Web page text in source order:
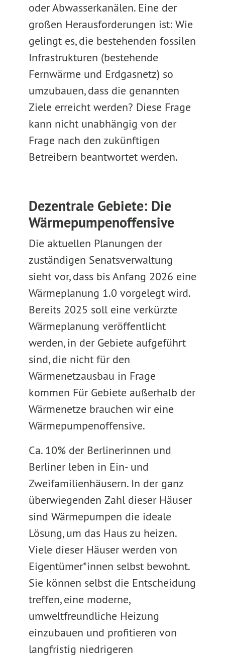
oder Abwasserkanälen. Eine der
großen Herausforderungen ist: Wie
gelingt es, die bestehenden fossilen
Infrastrukturen (bestehende
Fernwärme und Erdgasnetz) so
umzubauen, dass die genannten
Ziele erreicht werden? Diese Frage
kann nicht unabhängig von der
Frage nach den zukünftigen
Betreibern beantwortet werden.
Dezentrale Gebiete: Die
Wärmepumpenoffensive
Die aktuellen Planungen der
zuständigen Senatsverwaltung
sieht vor, dass bis Anfang 2026 eine
Wärmeplanung 1.0 vorgelegt wird.
Bereits 2025 soll eine verkürzte
Wärmeplanung veröffentlicht
werden, in der Gebiete aufgeführt
sind, die nicht für den
Wärmenetzausbau in Frage
kommen Für Gebiete außerhalb der
Wärmenetze brauchen wir eine
Wärmepumpenoffensive.
Ca. 10% der Berlinerinnen und
Berliner leben in Ein- und
Zweifamilienhäusern. In der ganz
überwiegenden Zahl dieser Häuser
sind Wärmepumpen die ideale
Lösung, um das Haus zu heizen.
Viele dieser Häuser werden von
Eigentümer*innen selbst bewohnt.
Sie können selbst die Entscheidung
treffen, eine moderne,
umweltfreundliche Heizung
einzubauen und profitieren von
langfristig niedrigeren